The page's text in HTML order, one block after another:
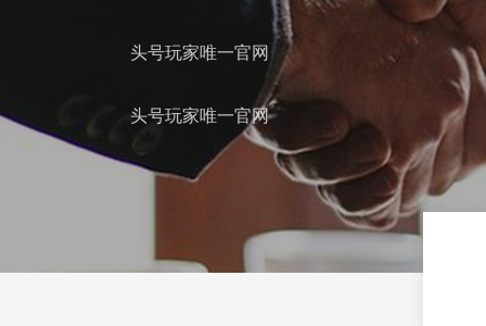
头号玩家唯一官网
头号玩家唯一官网